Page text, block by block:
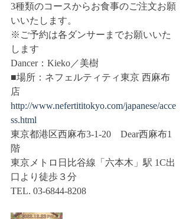
3種類のコースからお食事のご注文お願
いいたします。
※ご予約は各ダンサーまでお願いいた
します
Dancer：Kieko／美樹
■場所：ネフェルティティ東京 西麻布
店
http://www.nefertititokyo.com/japanese/acce
ss.html
東京都港区西麻布3-1-20　Dear西麻布1
階
東京メトロ日比谷線「六本木」駅 1C出
口より徒歩３分
TEL. 03-6844-8208